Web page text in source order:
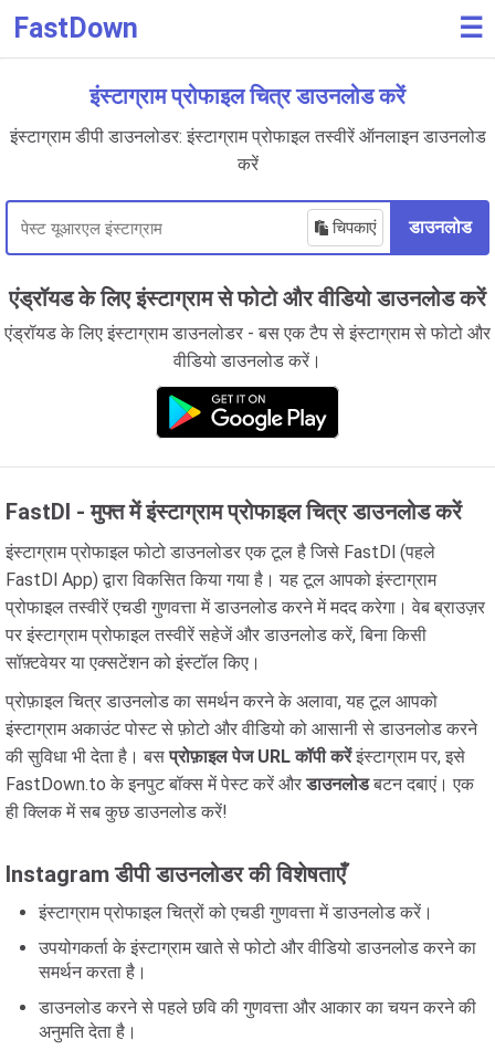
FastDown ☰
इंस्टाग्राम प्रोफाइल चित्र डाउनलोड करें
इंस्टाग्राम डीपी डाउनलोडर: इंस्टाग्राम प्रोफाइल तस्वीरें ऑनलाइन डाउनलोड
करें
चिपकाएं डाउनलोड
एंड्रॉयड के लिए इंस्टाग्राम से फोटो और वीडियो डाउनलोड करें
एंड्रॉयड के लिए इंस्टाग्राम डाउनलोडर - बस एक टैप से इंस्टाग्राम से फोटो और
वीडियो डाउनलोड करें।
FastDl - मुफ्त में इंस्टाग्राम प्रोफाइल चित्र डाउनलोड करें
इंस्टाग्राम प्रोफाइल फोटो डाउनलोडर एक टूल है जिसे FastDl (पहले
FastDl App) द्वारा विकसित किया गया है। यह टूल आपको इंस्टाग्राम
प्रोफाइल तस्वीरें एचडी गुणवत्ता में डाउनलोड करने में मदद करेगा। वेब ब्राउज़र
पर इंस्टाग्राम प्रोफाइल तस्वीरें सहेजें और डाउनलोड करें, बिना किसी
सॉफ़्टवेयर या एक्सटेंशन को इंस्टॉल किए।
प्रोफ़ाइल चित्र डाउनलोड का समर्थन करने के अलावा, यह टूल आपको
इंस्टाग्राम अकाउंट पोस्ट से फ़ोटो और वीडियो को आसानी से डाउनलोड करने
की सुविधा भी देता है। बसप्रोफ़ाइल पेज URL कॉपी करेंइंस्टाग्राम पर, इसे
FastDown.to के इनपुट बॉक्स में पेस्ट करें औरडाउनलोडबटन दबाएं। एक
ही क्लिक में सब कुछ डाउनलोड करें!
Instagram डीपी डाउनलोडर की विशेषताएँ
इंस्टाग्राम प्रोफाइल चित्रों को एचडी गुणवत्ता में डाउनलोड करें।
उपयोगकर्ता के इंस्टाग्राम खाते से फोटो और वीडियो डाउनलोड करने का
समर्थन करता है।
डाउनलोड करने से पहले छवि की गुणवत्ता और आकार का चयन करने की
अनुमति देता है।